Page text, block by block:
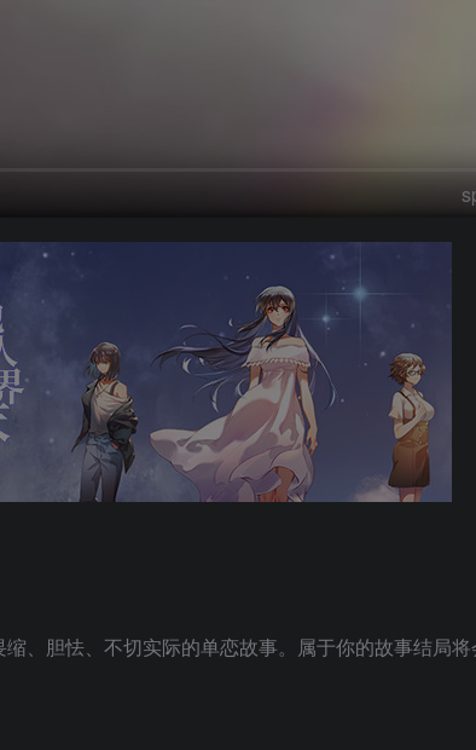
、胆怯、不切实际的单恋故事。属于你的故事结局将